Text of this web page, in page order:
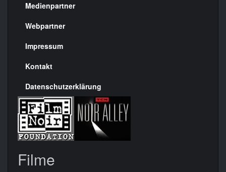
Menülinks
rechte
Seite
Medienpartner
Webpartner
Impressum
Kontakt
Datenschutzerklärung
Filme